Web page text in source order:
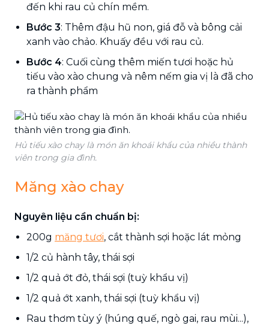
đến khi rau củ chín mềm.
Bước 3: Thêm đậu hũ non, giá đỗ và bông cải
xanh vào chảo. Khuấy đều với rau củ.
Bước 4: Cuối cùng thêm miến tươi hoặc hủ
tiếu vào xào chung và nêm nếm gia vị là đã cho
ra thành phẩm
Hủ tiếu xào chay là món ăn khoái khẩu của nhiều thành
viên trong gia đình.
Măng xào chay
Nguyên liệu cần chuẩn bị:
200g măng tươi, cắt thành sợi hoặc lát mỏng
1/2 củ hành tây, thái sợi
1/2 quả ớt đỏ, thái sợi (tuỳ khẩu vị)
1/2 quả ớt xanh, thái sợi (tuỳ khẩu vị)
Rau thơm tùy ý (húng quế, ngò gai, rau mùi...),